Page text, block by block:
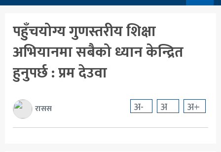
देश
आर्थिक
अन्तर्राष्ट्रिय
शिक्षा
मनोरञ्जन
खेलकुद
पहुँचयोग्य गुणस्तरीय शिक्षा
अभियानमा सबैको ध्यान केन्द्रित
हुनुपर्छ : प्रम देउवा
रासस अ- अ अ+